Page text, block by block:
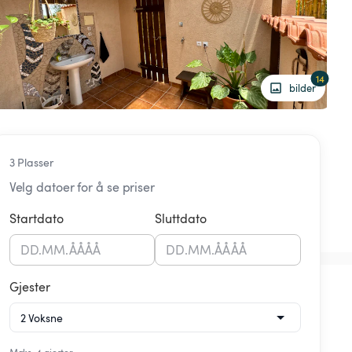
bilder
14
3 Plasser
Velg datoer for å se priser
Startdato
DD.MM.ÅÅÅÅ
Sluttdato
DD.MM.ÅÅÅÅ
Gjester